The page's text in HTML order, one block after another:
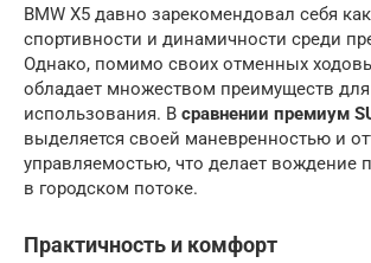
BMW X5 давно зарекомендовал себя
спортивности и динамичности среди
Однако, помимо своих отменных
обладает множеством преимуществ
использования. В сравнении премиум
выделяется своей маневренностью и
управляемостью, что делает вождение
в городском потоке.
Практичность и комфорт